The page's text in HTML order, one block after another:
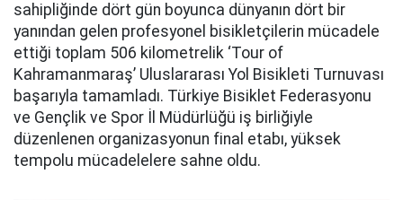
sahipliğinde dört gün boyunca dünyanın dört bir
yanından gelen profesyonel bisikletçilerin mücadele
ettiği toplam 506 kilometrelik ‘Tour of
Kahramanmaraş’ Uluslararası Yol Bisikleti Turnuvası
başarıyla tamamladı. Türkiye Bisiklet Federasyonu
ve Gençlik ve Spor İl Müdürlüğü iş birliğiyle
düzenlenen organizasyonun final etabı, yüksek
tempolu mücadelelere sahne oldu.